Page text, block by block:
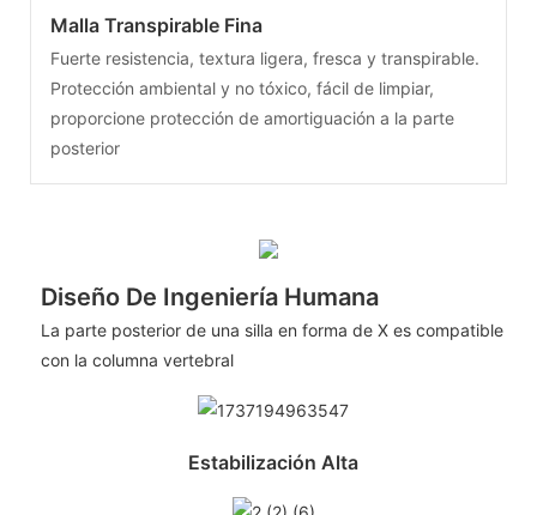
Malla Transpirable Fina
Fuerte resistencia, textura ligera, fresca y transpirable.
Protección ambiental y no tóxico, fácil de limpiar,
proporcione protección de amortiguación a la parte
posterior
Diseño De Ingeniería Humana
La parte posterior de una silla en forma de X es compatible
con la columna vertebral
Estabilización Alta